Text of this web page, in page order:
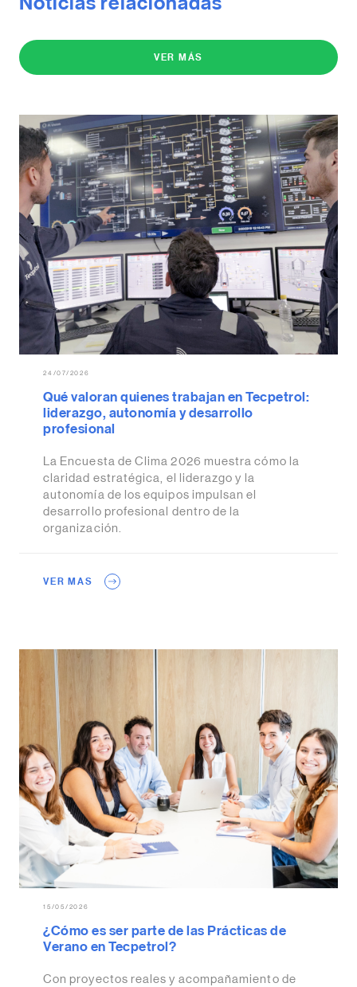
VER MÁS
24/07/2026
Qué valoran quienes trabajan en Tecpetrol:
liderazgo, autonomía y desarrollo
profesional
La Encuesta de Clima 2026 muestra cómo la
claridad estratégica, el liderazgo y la
autonomía de los equipos impulsan el
desarrollo profesional dentro de la
organización.
VER MAS
15/05/2026
¿Cómo es ser parte de las Prácticas de
Verano en Tecpetrol?
Con proyectos reales y acompañamiento de